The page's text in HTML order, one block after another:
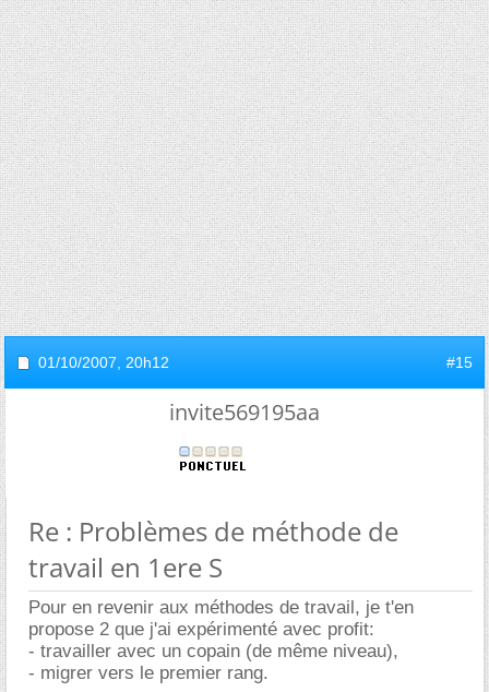
01/10/2007, 20h12 #15
invite569195aa
Re : Problèmes de méthode de
travail en 1ere S
Pour en revenir aux méthodes de travail, je t'en
propose 2 que j'ai expérimenté avec profit:
- travailler avec un copain (de même niveau),
- migrer vers le premier rang.